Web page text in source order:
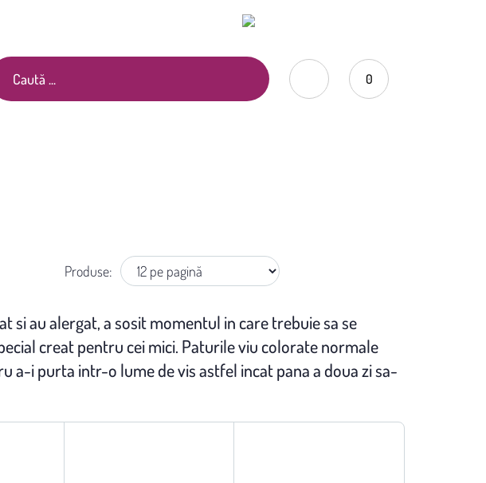
0
Produse:
si au alergat, a sosit momentul in care trebuie sa se
creat pentru cei mici. Paturile viu colorate normale
a-i purta intr-o lume de vis astfel incat pana a doua zi sa-